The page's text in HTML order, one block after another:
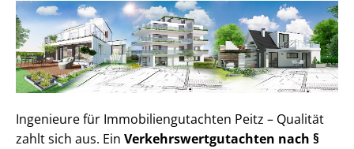
Ingenieure für Im­mo­bi­li­en­gut­ach­ten Peitz – Qualität
zahlt sich aus. Ein Ver­kehrs­wert­gut­ach­ten nach §